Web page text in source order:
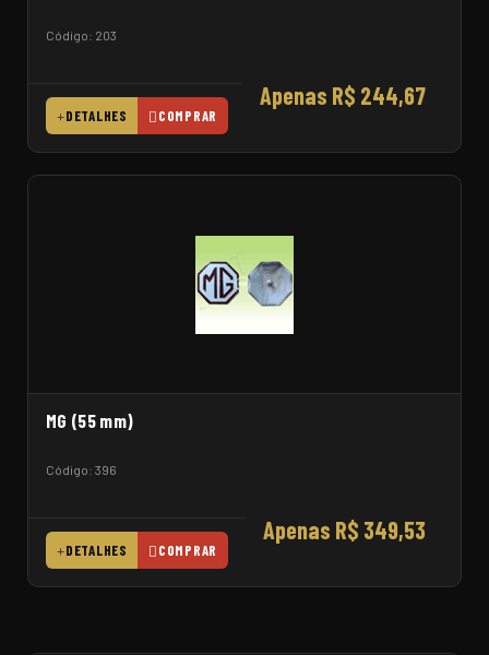
Código: 203
Apenas R$ 244,67
DETALHES COMPRAR
MG (55 mm)
Código: 396
Apenas R$ 349,53
DETALHES COMPRAR